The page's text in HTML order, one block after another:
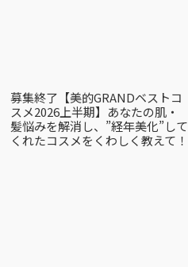
募集終了【美的GRANDベストコ
スメ2026上半期】あなたの肌・
髪悩みを解消し、”経年美化”して
くれたコスメをくわしく教えて！